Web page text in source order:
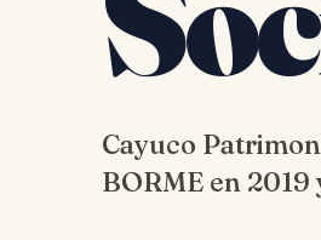
Cayuco
BORME en